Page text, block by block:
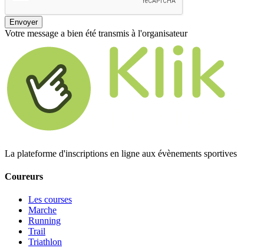
Envoyer
Votre message a bien été transmis à l'organisateur
La plateforme d'inscriptions en ligne aux évènements sportives
Coureurs
Les courses
Marche
Running
Trail
Triathlon